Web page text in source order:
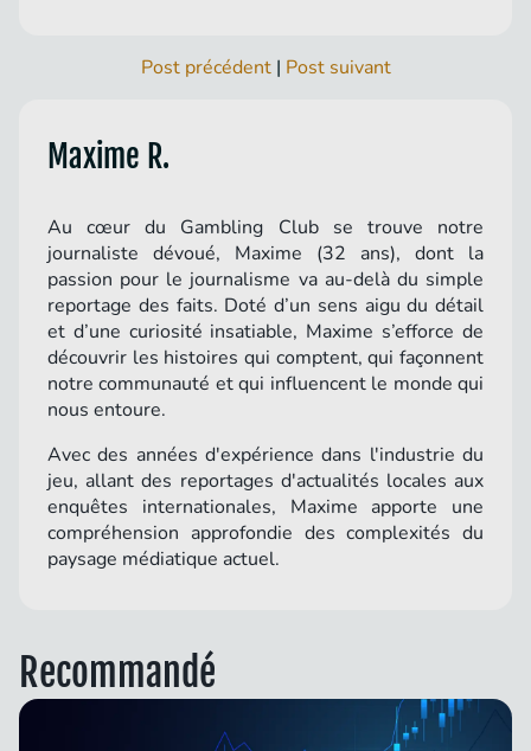
Post précédent| Post suivant
Maxime R.
Au cœur du Gambling Club se trouve notre
journaliste dévoué, Maxime (32 ans), dont la
passion pour le journalisme va au-delà du simple
reportage des faits. Doté d’un sens aigu du détail
et d’une curiosité insatiable, Maxime s’efforce de
découvrir les histoires qui comptent, qui façonnent
notre communauté et qui influencent le monde qui
nous entoure.
Avec des années d'expérience dans l'industrie du
jeu, allant des reportages d'actualités locales aux
enquêtes internationales, Maxime apporte une
compréhension approfondie des complexités du
paysage médiatique actuel.
Recommandé